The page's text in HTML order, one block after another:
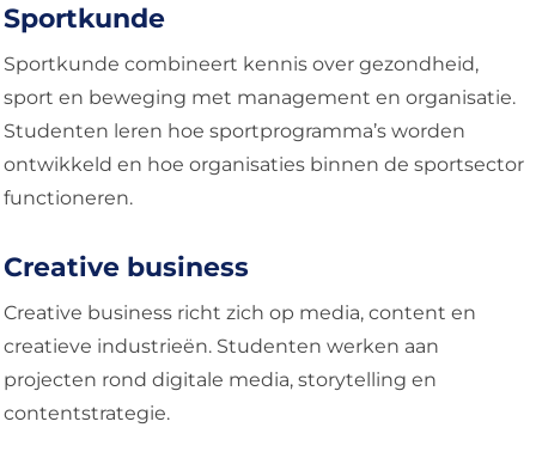
Sportkunde
Sportkunde combineert kennis over gezondheid,
sport en beweging met management en organisatie.
Studenten leren hoe sportprogramma’s worden
ontwikkeld en hoe organisaties binnen de sportsector
functioneren.
Creative business
Creative business richt zich op media, content en
creatieve industrieën. Studenten werken aan
projecten rond digitale media, storytelling en
contentstrategie.